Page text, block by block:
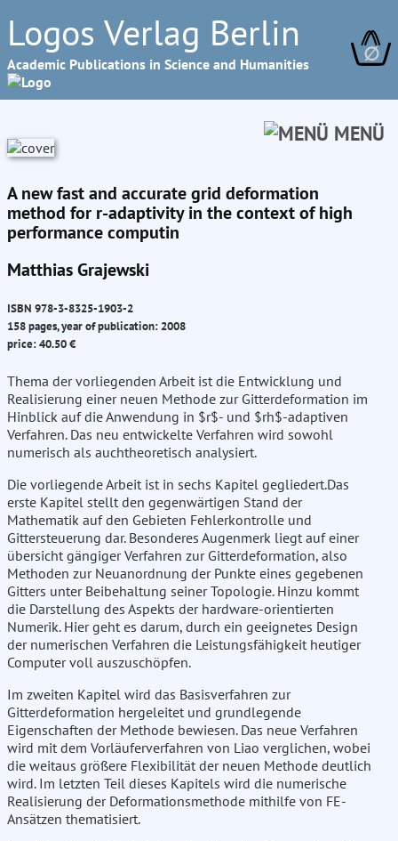
Logos Verlag Berlin
Academic Publications in Science and Humanities ∅
MENÜ
A new fast and accurate grid deformation
method for r-adaptivity in the context of high
performance computin
Matthias Grajewski
ISBN 978-3-8325-1903-2
158 pages, year of publication: 2008
price: 40.50 €
Thema der vorliegenden Arbeit ist die Entwicklung und
Realisierung einer neuen Methode zur Gitterdeformation im
Hinblick auf die Anwendung in $r$- und $rh$-adaptiven
Verfahren. Das neu entwickelte Verfahren wird sowohl
numerisch als auchtheoretisch analysiert.
Die vorliegende Arbeit ist in sechs Kapitel gegliedert.Das
erste Kapitel stellt den gegenwärtigen Stand der
Mathematik auf den Gebieten Fehlerkontrolle und
Gittersteuerung dar. Besonderes Augenmerk liegt auf einer
übersicht gängiger Verfahren zur Gitterdeformation, also
Methoden zur Neuanordnung der Punkte eines gegebenen
Gitters unter Beibehaltung seiner Topologie. Hinzu kommt
die Darstellung des Aspekts der hardware-orientierten
Numerik. Hier geht es darum, durch ein geeignetes Design
der numerischen Verfahren die Leistungsfähigkeit heutiger
Computer voll auszuschöpfen.
Im zweiten Kapitel wird das Basisverfahren zur
Gitterdeformation hergeleitet und grundlegende
Eigenschaften der Methode bewiesen. Das neue Verfahren
wird mit dem Vorläuferverfahren von Liao verglichen, wobei
die weitaus größere Flexibilität der neuen Methode deutlich
wird. Im letzten Teil dieses Kapitels wird die numerische
Realisierung der Deformationsmethode mithilfe von FE-
Ansätzen thematisiert.